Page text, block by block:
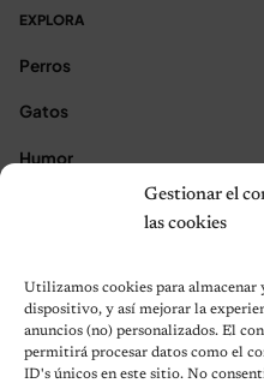
Gestionar el
las cookies
Utilizamos cookies para almacenar
dispositivo, y así mejorar la
anuncios (no) personalizados. El
permitirá procesar datos como el
ID's únicos en este sitio. No
EXPLORA
Perros
Gatos
Humor
Contacto
★ Asóciate con Nosotros ★